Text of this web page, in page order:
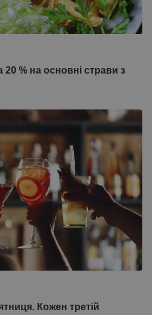
% на основні страви з
Кожен третій